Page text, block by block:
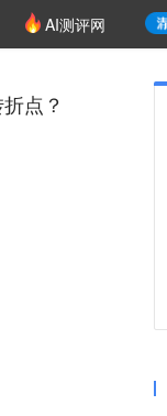
AI测评网
点？